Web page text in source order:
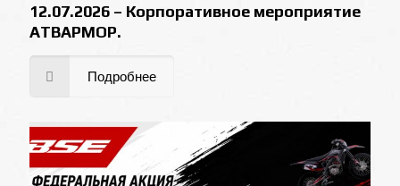
12.07.2026 – Корпоративное мероприятие
АТВАРМОР.
Подробнее